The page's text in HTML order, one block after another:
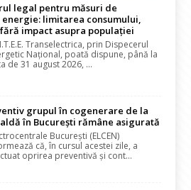
legal pentru măsuri de
limitarea consumului,
impact asupra populației
Transelectrica, prin Dispecerul
Național, poată dispune, până la
de 31 august 2026, ...
grupul în cogenerare de la
în București rămâne asigurată
București (ELCEN)
că, în cursul acestei zile, a
oprirea preventivă și cont...